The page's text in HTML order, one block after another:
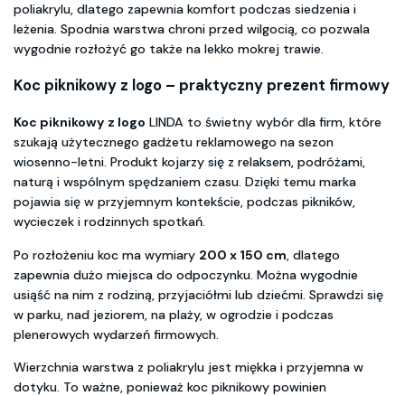
poliakrylu, dlatego zapewnia komfort podczas siedzenia i
leżenia. Spodnia warstwa chroni przed wilgocią, co pozwala
wygodnie rozłożyć go także na lekko mokrej trawie.
Koc piknikowy z logo – praktyczny prezent firmowy
Koc piknikowy z logo LINDA to świetny wybór dla firm, które
szukają użytecznego gadżetu reklamowego na sezon
wiosenno-letni. Produkt kojarzy się z relaksem, podróżami,
naturą i wspólnym spędzaniem czasu. Dzięki temu marka
pojawia się w przyjemnym kontekście, podczas pikników,
wycieczek i rodzinnych spotkań.
Po rozłożeniu koc ma wymiary 200 x 150 cm , dlatego
zapewnia dużo miejsca do odpoczynku. Można wygodnie
usiąść na nim z rodziną, przyjaciółmi lub dziećmi. Sprawdzi się
w parku, nad jeziorem, na plaży, w ogrodzie i podczas
plenerowych wydarzeń firmowych.
Wierzchnia warstwa z poliakrylu jest miękka i przyjemna w
dotyku. To ważne, ponieważ koc piknikowy powinien